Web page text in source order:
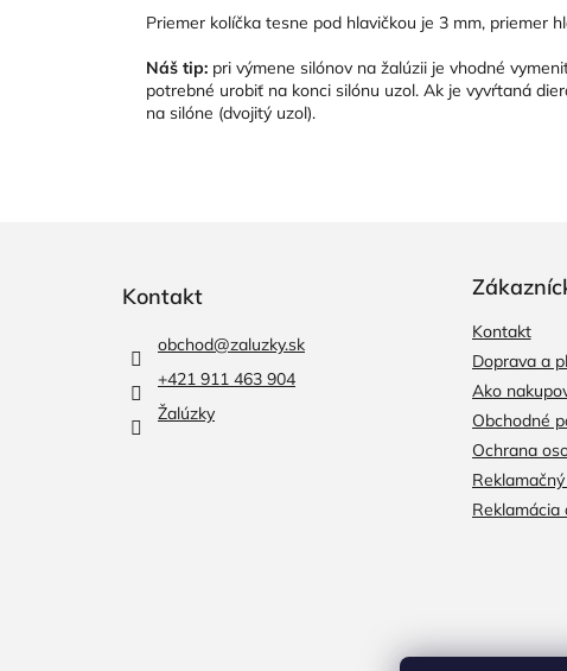
Priemer kolíčka tesne pod hlavičkou je 3 mm, priemer
Náš tip: pri výmene silónov na žalúzii je vhodné
potrebné urobiť na konci silónu uzol. Ak je vyvŕtaná
na silóne (dvojitý uzol).
Kontakt
obchod@zaluzky.sk
+421 911 463 904
Žalúzky
Kontakt
Doprava a
Ako
Obchodné
Ochrana